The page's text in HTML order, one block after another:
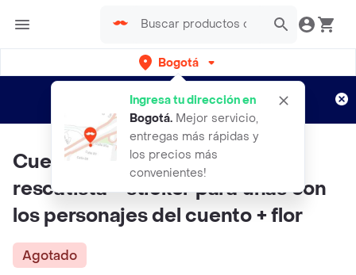
Bogotá
Ingresa tu dirección en
Bogotá. Mejor servicio,
entregas más rápidas y
los precios más
convenientes!
envíos gratis por semanas
Aplican TyC
Cuento: Manchas es un perro
rescatista + sticker para uñas con
los personajes del cuento + flor
Agotado